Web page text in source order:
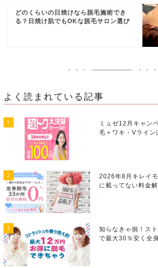
どのくらいの日焼けなら脱毛施術でき
る？日焼け肌でもOKな脱毛サロン選び
よく読まれている記事
1
ミュゼ12月キャン
毛＋ワキ・Vライン
2
2026年8月キレイ
に載ってない料金解
3
知らなきゃ損！ス
で最大30％安く全